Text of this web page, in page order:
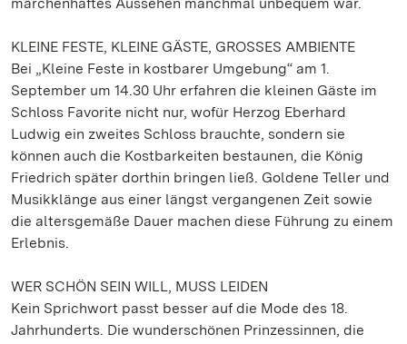
KLEINE FESTE, KLEINE GÄSTE, GROSSES AMBIENTE
Bei „Kleine Feste in kostbarer Umgebung“ am 1.
September um 14.30 Uhr erfahren die kleinen Gäste im
Schloss Favorite nicht nur, wofür Herzog Eberhard
Ludwig ein zweites Schloss brauchte, sondern sie
können auch die Kostbarkeiten bestaunen, die König
Friedrich später dorthin bringen ließ. Goldene Teller und
Musikklänge aus einer längst vergangenen Zeit sowie
die altersgemäße Dauer machen diese Führung zu einem
Erlebnis.
WER SCHÖN SEIN WILL, MUSS LEIDEN
Kein Sprichwort passt besser auf die Mode des 18.
Jahrhunderts. Die wunderschönen Prinzessinnen, die